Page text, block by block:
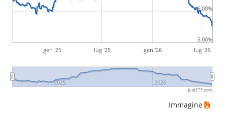
gen '25 lug '25 gen '26 lug '26
2025 2026
5,00%
6,00%
justETF.com
Immagine